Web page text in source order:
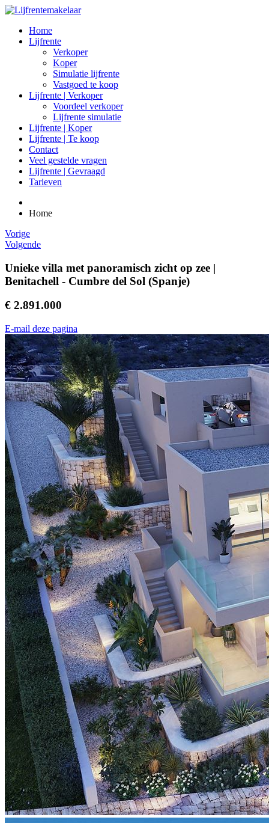
Home
Lijfrente
Verkoper
Koper
Simulatie lijfrente
Vastgoed te koop
Lijfrente | Verkoper
Voordeel verkoper
Lijfrente simulatie
Lijfrente | Koper
Lijfrente | Te koop
Contact
Veel gestelde vragen
Lijfrente | Gevraagd
Tarieven
Home
Vorige
Volgende
Unieke villa met panoramisch zicht op zee |
Benitachell - Cumbre del Sol (Spanje)
€ 2.891.000
E-mail deze pagina